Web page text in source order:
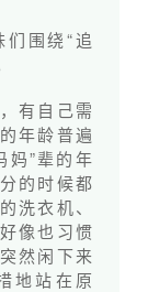
围绕“追
有自己需
年龄普遍
妈”辈的年
的时候都
洗衣机、
像也习惯
然闲下来
地站在原